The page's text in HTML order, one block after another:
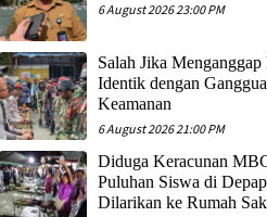
6 August 2026 23:00 PM
Salah Jika Menganggap
Identik dengan
Keamanan
6 August 2026 21:00 PM
Diduga Keracunan
Puluhan Siswa di
Dilarikan ke Rumah